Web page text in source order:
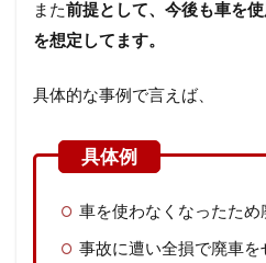
また前提として、今後も車を
を想定してます。
具体的な事例で言えば、
車を使わなくなったため
事故に遭い全損で廃車を